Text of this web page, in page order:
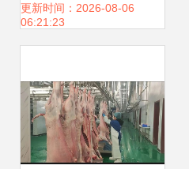
运行 每小时可屠宰
产业升级
更新时间：2026-08-06
06:21:23